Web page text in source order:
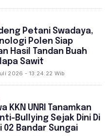
Petani Swadaya,
Polen Siap
Hasil Tandan Buah
Sawit
2026 - 13:24:22 Wib
KKN UNRI Tanamkan
Bullying Sejak Dini Di
02 Bandar Sungai